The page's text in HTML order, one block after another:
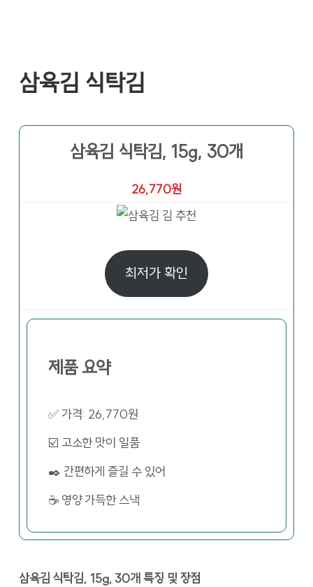
삼육김 식탁김
삼육김 식탁김, 15g, 30개
26,770원
최저가 확인
제품 요약
✅ 가격: 26,770원
☑️ 고소한 맛이 일품
✒️ 간편하게 즐길 수 있어
☕ 영양 가득한 스낵
삼육김 식탁김, 15g, 30개 특징 및 장점